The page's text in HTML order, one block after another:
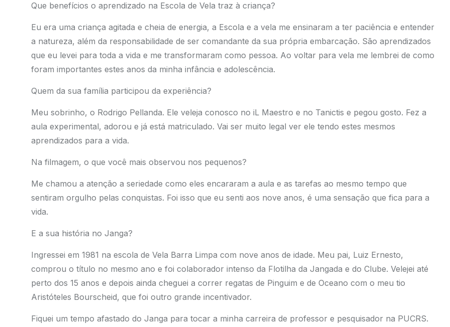
Que benefícios o aprendizado na Escola de Vela traz à criança?
Eu era uma criança agitada e cheia de energia, a Escola e a vela me ensinaram a ter paciência e entender
a natureza, além da responsabilidade de ser comandante da sua própria embarcação. São aprendizados
que eu levei para toda a vida e me transformaram como pessoa. Ao voltar para vela me lembrei de como
foram importantes estes anos da minha infância e adolescência.
Quem da sua família participou da experiência?
Meu sobrinho, o Rodrigo Pellanda. Ele veleja conosco no iL Maestro e no Tanictis e pegou gosto. Fez a
aula experimental, adorou e já está matriculado. Vai ser muito legal ver ele tendo estes mesmos
aprendizados para a vida.
Na filmagem, o que você mais observou nos pequenos?
Me chamou a atenção a seriedade como eles encararam a aula e as tarefas ao mesmo tempo que
sentiram orgulho pelas conquistas. Foi isso que eu senti aos nove anos, é uma sensação que fica para a
vida.
E a sua história no Janga?
Ingressei em 1981 na escola de Vela Barra Limpa com nove anos de idade. Meu pai, Luiz Ernesto,
comprou o título no mesmo ano e foi colaborador intenso da Flotilha da Jangada e do Clube. Velejei até
perto dos 15 anos e depois ainda cheguei a correr regatas de Pinguim e de Oceano com o meu tio
Aristóteles Bourscheid, que foi outro grande incentivador.
Fiquei um tempo afastado do Janga para tocar a minha carreira de professor e pesquisador na PUCRS.